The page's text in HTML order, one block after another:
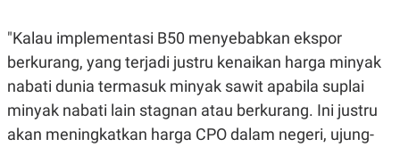
O
T
A
N
T
V
I
S
U
S
"Kalau implementasi B50 menyebabkan ekspor
berkurang, yang terjadi justru kenaikan harga minyak
nabati dunia termasuk minyak sawit apabila suplai
minyak nabati lain stagnan atau berkurang. Ini justru
akan meningkatkan harga CPO dalam negeri, ujung-